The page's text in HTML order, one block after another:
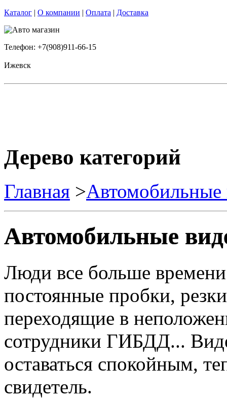
Каталог | О компании | Оплата | Доставка
Телефон: +7(908)911-66-15
Ижевск
Дерево категорий
Главная >Автомобильные
Автомобильные
Люди все больше
постоянные пробки,
переходящие в
сотрудники ГИБДД...
оставаться спокойным,
свидетель.